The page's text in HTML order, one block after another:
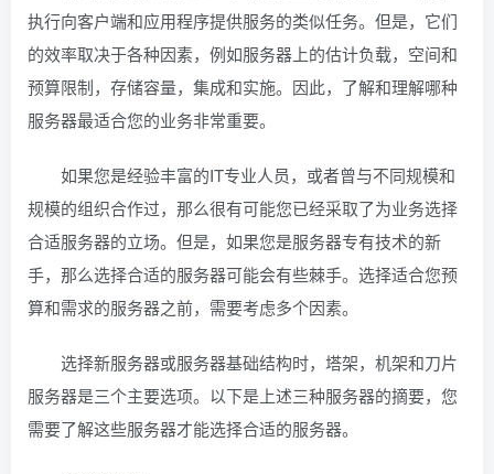
执行向客户端和应用程序提供服务的类似任务。但是，它们
的效率取决于各种因素，例如服务器上的估计负载，空间和
预算限制，存储容量，集成和实施。因此，了解和理解哪种
服务器最适合您的业务非常重要。
如果您是经验丰富的IT专业人员，或者曾与不同规模和
规模的组织合作过，那么很有可能您已经采取了为业务选择
合适服务器的立场。但是，如果您是服务器专有技术的新
手，那么选择合适的服务器可能会有些棘手。选择适合您预
算和需求的服务器之前，需要考虑多个因素。
选择新服务器或服务器基础结构时，塔架，机架和刀片
服务器是三个主要选项。以下是上述三种服务器的摘要，您
需要了解这些服务器才能选择合适的服务器。